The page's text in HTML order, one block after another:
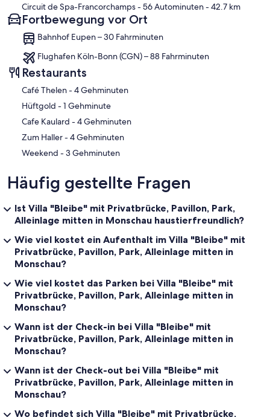
Circuit de Spa-Francorchamps- 56 Autominuten- 42.7 km
Fortbewegung vor Ort
Bahnhof Eupen – 30 Fahrminuten
Flughafen Köln-Bonn (CGN) – 88 Fahrminuten
Restaurants
‪Café Thelen - ‬4 Gehminuten
‪Hüftgold - ‬1 Gehminute
‪Cafe Kaulard - ‬4 Gehminuten
‪Zum Haller - ‬4 Gehminuten
‪Weekend - ‬3 Gehminuten
Häufig gestellte Fragen
Ist Villa "Bleibe" mit Privatbrücke, Pavillon, Park,
Alleinlage mitten in Monschau haustierfreundlich?
Wie viel kostet ein Aufenthalt im Villa "Bleibe" mit
Privatbrücke, Pavillon, Park, Alleinlage mitten in
Monschau?
Wie viel kostet das Parken bei Villa "Bleibe" mit
Privatbrücke, Pavillon, Park, Alleinlage mitten in
Monschau?
Wann ist der Check-in bei Villa "Bleibe" mit
Privatbrücke, Pavillon, Park, Alleinlage mitten in
Monschau?
Wann ist der Check-out bei Villa "Bleibe" mit
Privatbrücke, Pavillon, Park, Alleinlage mitten in
Monschau?
Wo befindet sich Villa "Bleibe" mit Privatbrücke,